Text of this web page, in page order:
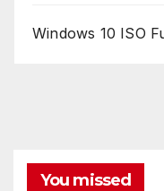
Windows 10 ISO
You missed